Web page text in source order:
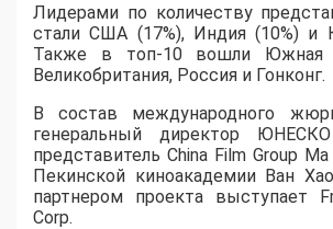
Лидерами по количеству
стали США (17%), Индия (10%) и
Также в топ-10 вошли Южная
Великобритания, Россия и Гонконг.
В состав международного
генеральный директор
представитель China Film Group
Пекинской киноакадемии Ван
партнером проекта выступает
Corp.